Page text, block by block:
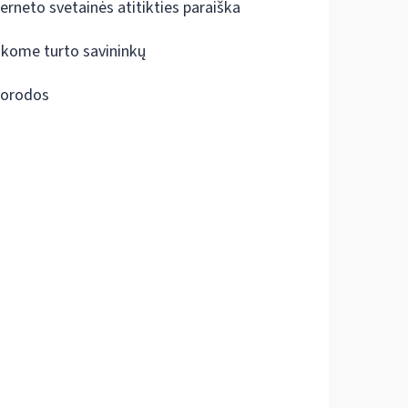
svetainės atitikties paraiška
turto savininkų